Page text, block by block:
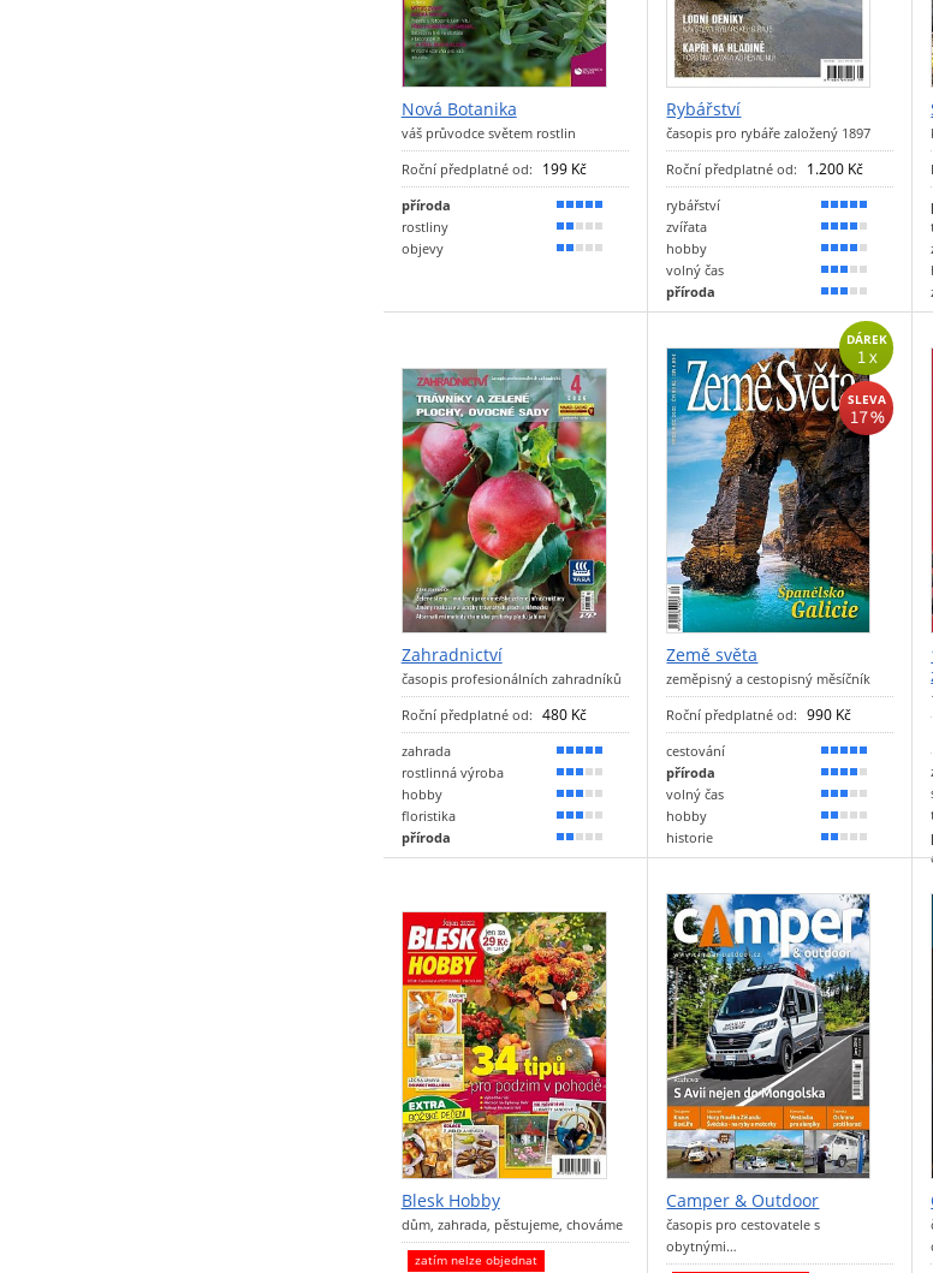
Nová Botanika
váš průvodce světem rostlin
Roční předplatné od: 199 Kč
příroda
90 %
rostliny
40 %
objevy
30 %
Rybářství
časopis pro rybáře založený 1897
Roční předplatné od: 1.200 Kč
rybářství
100 %
zvířata
80 %
hobby
70 %
volný čas
60 %
příroda
50 %
Zahradnictví
časopis profesionálních zahradníků
Roční předplatné od: 480 Kč
zahrada
100 %
rostlinná výroba
60 %
hobby
50 %
floristika
50 %
příroda
40 %
DÁREK
1 x
SLEVA
17 %
Země světa
zeměpisný a cestopisný měsíčník
Roční předplatné od: 990 Kč
cestování
90 %
příroda
70 %
volný čas
50 %
hobby
40 %
historie
30 %
Blesk Hobby
dům, zahrada, pěstujeme, chováme
zatím nelze objednat
Camper & Outdoor
časopis pro cestovatele s
obytnými…